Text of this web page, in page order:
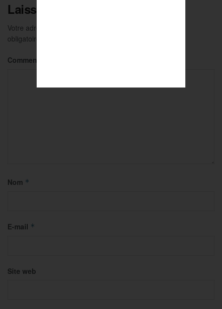
Laisser un commentaire
Votre adresse e-mail ne sera pas publiée.
obligatoires sont indiqués avec
Commentaire
Nom *
E-mail *
Site web